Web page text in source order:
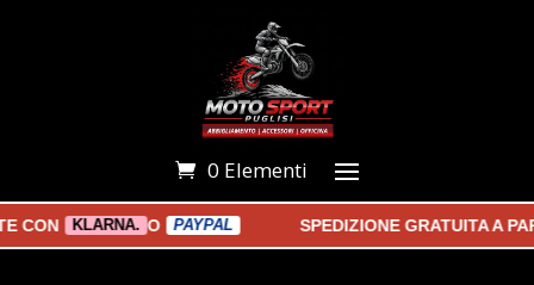
0 Elementi
KLARNA. O PAYPAL SPEDIZIONE GRATUITA A